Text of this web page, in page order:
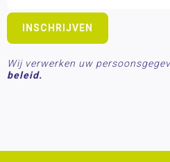
Wij verwerken uw
beleid.